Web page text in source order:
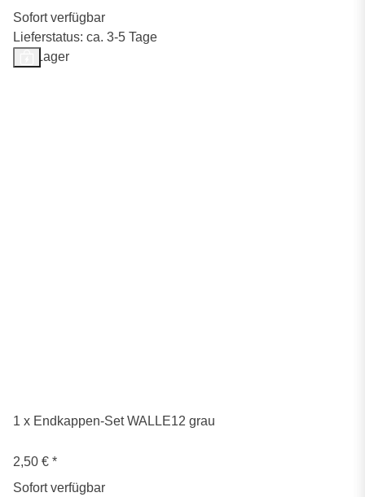
Sofort verfügbar
Lieferstatus: ca. 3-5 Tage
Auf Lager
1 x Endkappen-Set WALLE12 grau
2,50 € *
Sofort verfügbar